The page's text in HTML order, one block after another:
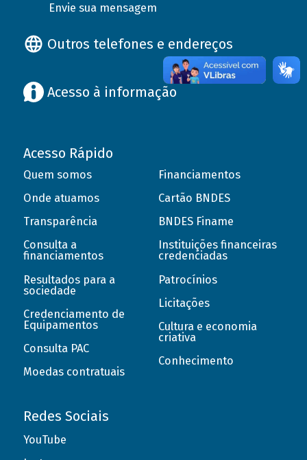
Envie sua mensagem
Outros telefones e endereços
Acesso à informação
Acesso Rápido
Quem somos
Onde atuamos
Transparência
Consulta a
financiamentos
Resultados para a
sociedade
Credenciamento de
Equipamentos
Consulta PAC
Moedas contratuais
Financiamentos
Cartão BNDES
BNDES Finame
Instituições financeiras
credenciadas
Patrocínios
Licitações
Cultura e economia
criativa
Conhecimento
Redes Sociais
YouTube